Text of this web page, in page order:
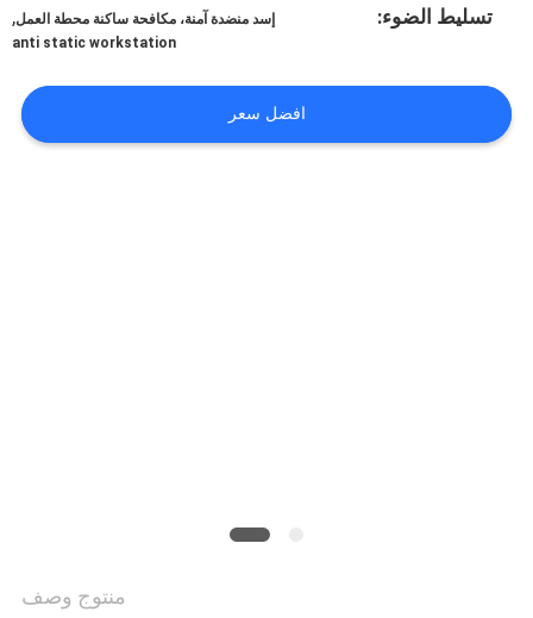
أخبار
حالات
تسليط الضوء: إسد منضدة آمنة، مكافحة ساكنة محطة العمل,
anti static workstation
افضل سعر
منتوج وصف